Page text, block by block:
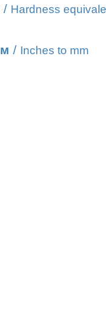
/ Hardness
/ Inches to mm